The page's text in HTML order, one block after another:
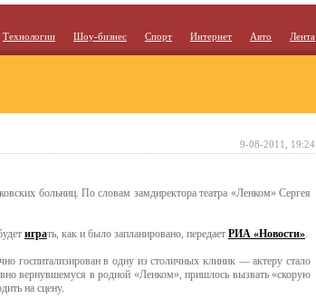
Технологии Шоу-бизнес Спорт Интернет Авто Лента
больниц. По словам замдиректора театра «Ленком» Сергея
играть, как и было запланировано, передает РИА «Новости».
госпитализирован в одну из столичных клиник — актеру стало
вернувшемуся в родной «Ленком», пришлось вызвать «скорую
на сцену.
9-08-2011, 19:24